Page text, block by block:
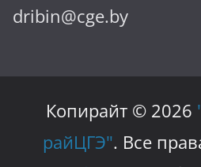
dribin@cge.by
Копирайт © 2026
райЦГЭ". Все